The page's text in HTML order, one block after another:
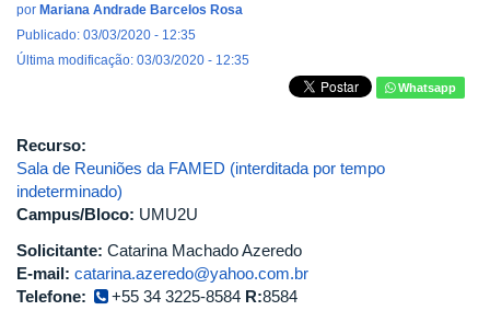
por Mariana Andrade Barcelos Rosa
Publicado: 03/03/2020 - 12:35
Última modificação: 03/03/2020 - 12:35
Whatsapp
Recurso:
Sala de Reuniões da FAMED (interditada por tempo
indeterminado)
Campus/Bloco: UMU2U
Solicitante: Catarina Machado Azeredo
E-mail: catarina.azeredo@yahoo.com.br
Telefone:
+55 34 3225-8584 R:8584